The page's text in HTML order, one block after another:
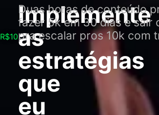
R$10
Implemente
as
estratégias
que
eu
Duas horas de conteúdo
fazer 5k em 30 dias e sair
pra escalar pros 10k com